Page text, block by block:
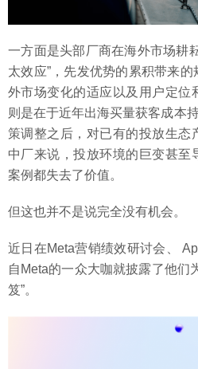
一方面是头部厂商在海外市场耕
太效应”，先发优势的累积带来
外市场变化的适应以及用户定位
则是在于近年出海买量获客成本
策调整之后，对已有的投放生态
中厂来说，投放环境的巨变甚至
案例都失去了价值。
但这也并不是说完全没有机会。
近日在Meta营销绩效研讨会、
自Meta的一众大咖就披露了他们
笈”。